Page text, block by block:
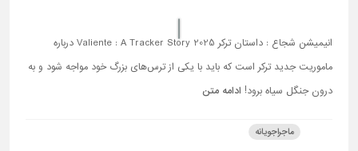
انیمیشن شجاع : داستان ترکر Valiente : A Tracker Story 2025 درباره
ماموریت جدید ترکر است که باید با یکی از ترس‌های بزرگ خود مواجه شود و به
درون جنگل سیاه برود! ادامه متن
ماجراجویانه